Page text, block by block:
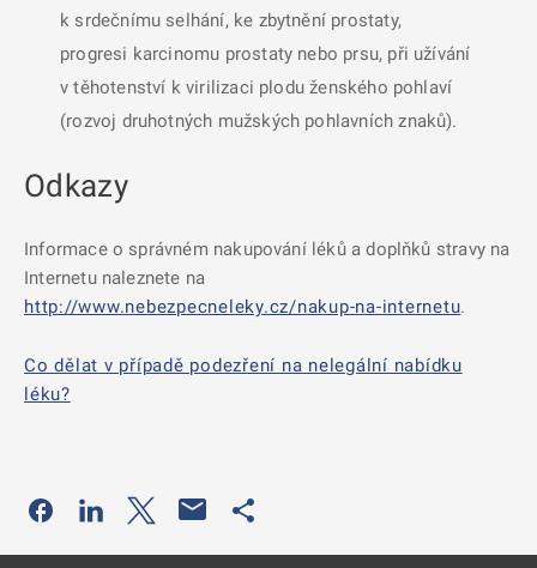
k srdečnímu selhání, ke zbytnění prostaty,
progresi karcinomu prostaty nebo prsu, při užívání
v těhotenství k virilizaci plodu ženského pohlaví
(rozvoj druhotných mužských pohlavních znaků).
Odkazy
Informace o správném nakupování léků a doplňků stravy na
Internetu naleznete na
http://www.nebezpecneleky.cz/nakup-na-internetu.
Co dělat v případě podezření na nelegální nabídku
léku?
Odkaz se otevře na nové kartě
Odkaz se otevře na nové kartě
Odkaz se otevře na nové kartě